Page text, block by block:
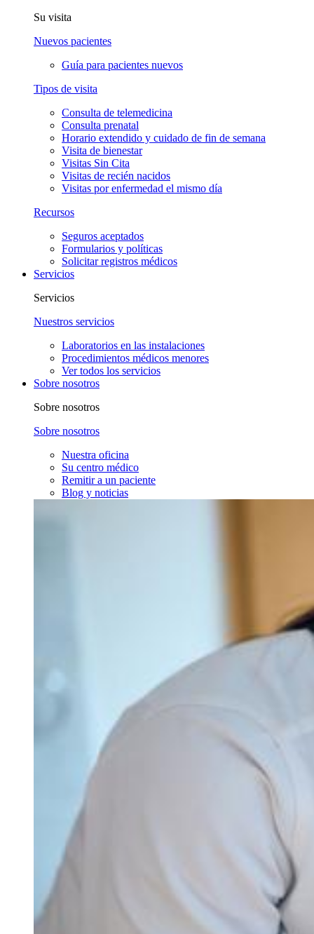
Su visita
Nuevos pacientes
Guía para pacientes nuevos
Tipos de visita
Consulta de telemedicina
Consulta prenatal
Horario extendido y cuidado de fin de semana
Visita de bienestar
Visitas Sin Cita
Visitas de recién nacidos
Visitas por enfermedad el mismo día
Recursos
Seguros aceptados
Formularios y políticas
Solicitar registros médicos
Servicios
Servicios
Nuestros servicios
Laboratorios en las instalaciones
Procedimientos médicos menores
Ver todos los servicios
Sobre nosotros
Sobre nosotros
Sobre nosotros
Nuestra oficina
Su centro médico
Remitir a un paciente
Blog y noticias